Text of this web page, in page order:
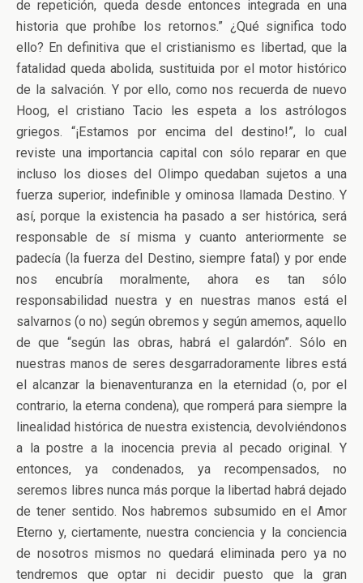
de repetición, queda desde entonces integrada en una
historia que prohíbe los retornos.” ¿Qué significa todo
ello? En definitiva que el cristianismo es libertad, que la
fatalidad queda abolida, sustituida por el motor histórico
de la salvación. Y por ello, como nos recuerda de nuevo
Hoog, el cristiano Tacio les espeta a los astrólogos
griegos. “¡Estamos por encima del destino!”, lo cual
reviste una importancia capital con sólo reparar en que
incluso los dioses del Olimpo quedaban sujetos a una
fuerza superior, indefinible y ominosa llamada Destino. Y
así, porque la existencia ha pasado a ser histórica, será
responsable de sí misma y cuanto anteriormente se
padecía (la fuerza del Destino, siempre fatal) y por ende
nos encubría moralmente, ahora es tan sólo
responsabilidad nuestra y en nuestras manos está el
salvarnos (o no) según obremos y según amemos, aquello
de que “según las obras, habrá el galardón”. Sólo en
nuestras manos de seres desgarradoramente libres está
el alcanzar la bienaventuranza en la eternidad (o, por el
contrario, la eterna condena), que romperá para siempre la
linealidad histórica de nuestra existencia, devolviéndonos
a la postre a la inocencia previa al pecado original. Y
entonces, ya condenados, ya recompensados, no
seremos libres nunca más porque la libertad habrá dejado
de tener sentido. Nos habremos subsumido en el Amor
Eterno y, ciertamente, nuestra conciencia y la conciencia
de nosotros mismos no quedará eliminada pero ya no
tendremos que optar ni decidir puesto que la gran